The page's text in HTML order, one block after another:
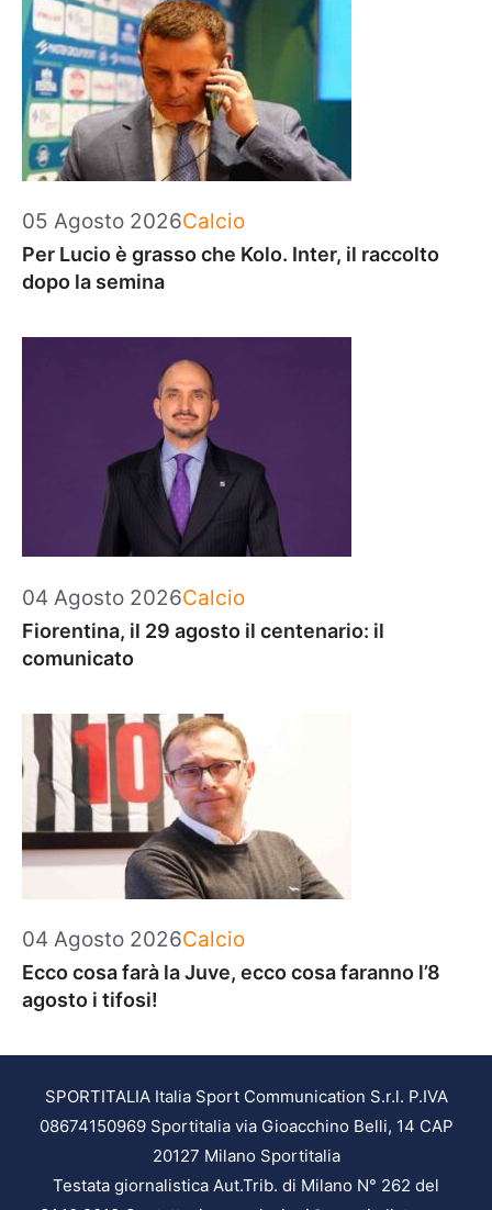
05 Agosto 2026Categorie
Calcio
Per Lucio è grasso che Kolo. Inter, il raccolto
dopo la semina
04 Agosto 2026Categorie
Calcio
Fiorentina, il 29 agosto il centenario: il
comunicato
04 Agosto 2026Categorie
Calcio
Ecco cosa farà la Juve, ecco cosa faranno l’8
agosto i tifosi!
SPORTITALIA Italia Sport Communication S.r.l. P.IVA
08674150969 Sportitalia via Gioacchino Belli, 14 CAP
20127 Milano Sportitalia
Testata giornalistica Aut.Trib. di Milano N° 262 del